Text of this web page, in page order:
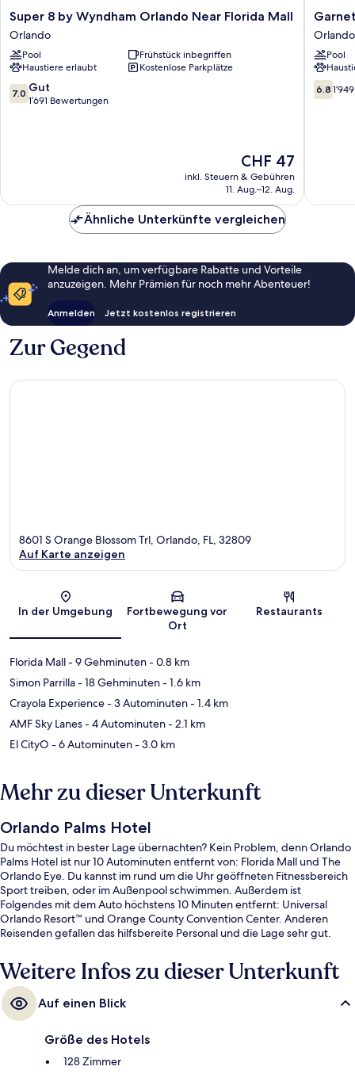
Super
8
by
Wyndham
Orlando
Near
Florida
Super 8 by Wyndham Orlando Near Florida Mall
Orlando
Pool
Frühstück inbegriffen
Haustiere erlaubt
Kostenlose Parkplätze
7.0
von
7.0 Gut
1’691 Bewertungen
Der
Preis
beträgt
CHF 47
inkl. Steuern & Gebühren
11. Aug.–12. Aug.
Garnet
Inn
&
Suites,
Orlando
Orlando
Orlando
Pool
6.8
von
6.8
Ähnliche Unterkünfte vergleichen
Melde dich an, um verfügbare Rabatte und Vorteile
anzuzeigen. Mehr Prämien für noch mehr Abenteuer!
Anmelden Jetzt kostenlos registrieren
Zur Gegend
Karte
8601 S Orange Blossom Trl, Orlando, FL, 32809
Auf Karte anzeigen
In der Umgebung
Fortbewegung vor
Ort
Restaurants
Florida Mall- 9 Gehminuten- 0.8 km
Simon Parrilla- 18 Gehminuten- 1.6 km
Crayola Experience- 3 Autominuten- 1.4 km
AMF Sky Lanes- 4 Autominuten- 2.1 km
El CityO - 6 Autominuten- 3.0 km
Mehr zu dieser Unterkunft
Orlando Palms Hotel
Du möchtest in bester Lage übernachten? Kein Problem, denn Orlando
Palms Hotel ist nur 10 Autominuten entfernt von: Florida Mall und The
Orlando Eye. Du kannst im rund um die Uhr geöffneten Fitnessbereich
Sport treiben, oder im Außenpool schwimmen. Außerdem ist
Folgendes mit dem Auto höchstens 10 Minuten entfernt: Universal
Orlando Resort™ und Orange County Convention Center. Anderen
Reisenden gefallen das hilfsbereite Personal und die Lage sehr gut.
Weitere Infos zu dieser Unterkunft
Auf einen Blick
Größe des Hotels
128 Zimmer